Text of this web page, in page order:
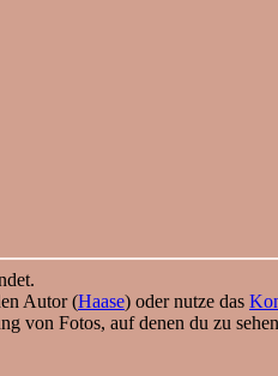
Autor (Haase) oder nutze das
von Fotos, auf denen du zu